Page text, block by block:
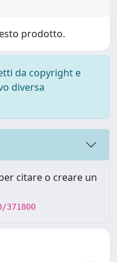
prodotto.
da copyright e
diversa
citare o creare un